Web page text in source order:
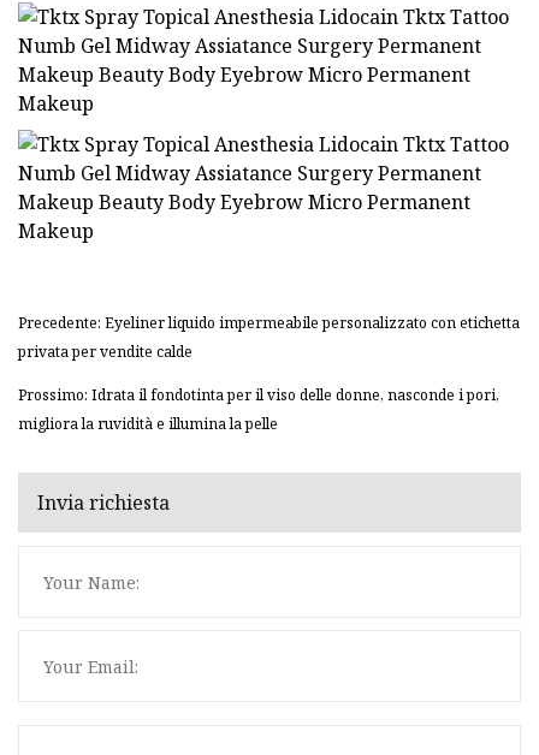
Precedente: Eyeliner liquido impermeabile personalizzato con etichetta
privata per vendite calde
Prossimo: Idrata il fondotinta per il viso delle donne, nasconde i pori,
migliora la ruvidità e illumina la pelle
Invia richiesta